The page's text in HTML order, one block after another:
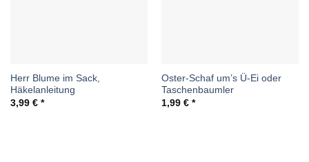
Herr Blume im Sack,
Häkelanleitung
3,99 €
Oster-Schaf um’s Ü-Ei oder
Taschenbaumler
1,99 €